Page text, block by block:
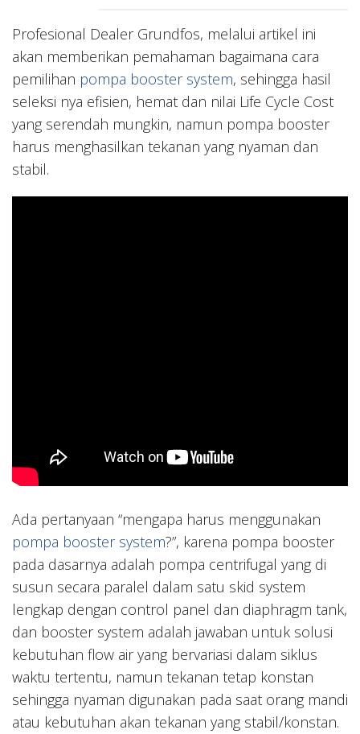
Profesional Dealer Grundfos, melalui artikel ini
akan memberikan pemahaman bagaimana cara
pemilihan pompa booster system, sehingga hasil
seleksi nya efisien, hemat dan nilai Life Cycle Cost
yang serendah mungkin, namun pompa booster
harus menghasilkan tekanan yang nyaman dan
stabil.
Ada pertanyaan “mengapa harus menggunakan
pompa booster system?”, karena pompa booster
pada dasarnya adalah pompa centrifugal yang di
susun secara paralel dalam satu skid system
lengkap dengan control panel dan diaphragm tank,
dan booster system adalah jawaban untuk solusi
kebutuhan flow air yang bervariasi dalam siklus
waktu tertentu, namun tekanan tetap konstan
sehingga nyaman digunakan pada saat orang mandi
atau kebutuhan akan tekanan yang stabil/konstan.